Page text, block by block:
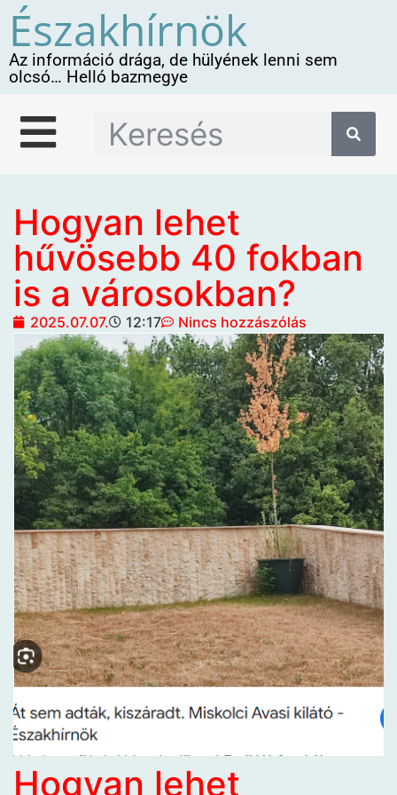
Északhírnök
Az információ drága, de hülyének lenni sem
olcsó… Helló bazmegye
Hogyan lehet
hűvösebb 40 fokban
is a városokban?
2025.07.07. 12:17 Nincs hozzászólás
Hogyan lehet